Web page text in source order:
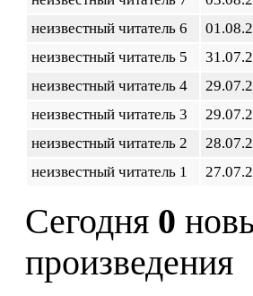
неизвестный читатель 6
неизвестный читатель 5
неизвестный читатель 4
неизвестный читатель 3
неизвестный читатель 2
неизвестный читатель 1
Сегодня 0
произведения